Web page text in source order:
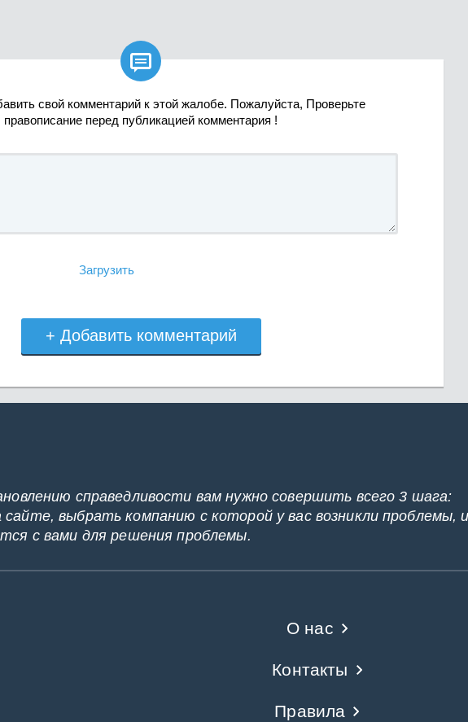

свой комментарий к этой жалобе. Пожалуйста, Проверьте
правописание перед публикацией комментария !
Загрузить
+ Добавить комментарий
справедливости вам нужно совершить всего 3 шага:
выбрать компанию с которой у вас возникли проблемы, и
с вами для решения проблемы.
О нас
Контакты
Правила